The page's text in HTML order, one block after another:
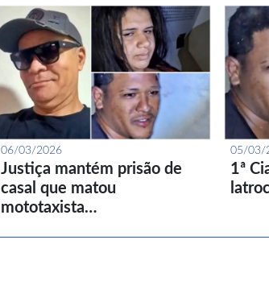
06/03/2026
Justiça mantém prisão de
casal que matou
mototaxista…
05/03/
1ª